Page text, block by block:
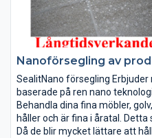
Nanoförsegling av
SealitNano försegling
baserade på ren nano teknologi.
Behandla dina fina möbler,
håller och är fina i åratal. Detta
Då de blir mycket lättare att